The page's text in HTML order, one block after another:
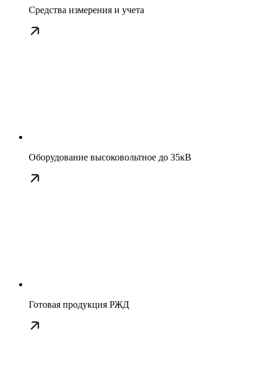
Средства измерения и учета
Оборудование высоковольтное до 35кВ
Готовая продукция РЖД